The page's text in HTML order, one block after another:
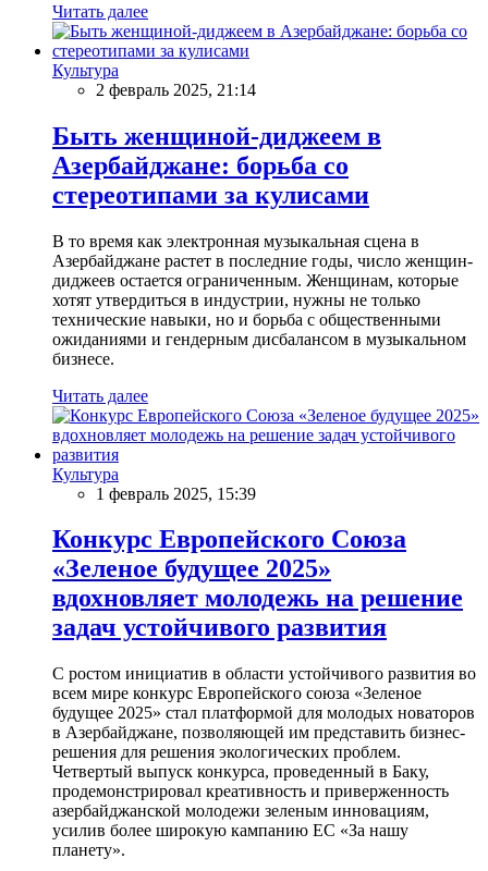
Читать далее
Культура
2 февраль 2025, 21:14
Быть женщиной-диджеем в
Азербайджане: борьба со
стереотипами за кулисами
В то время как электронная музыкальная сцена в
Азербайджане растет в последние годы, число женщин-
диджеев остается ограниченным. Женщинам, которые
хотят утвердиться в индустрии, нужны не только
технические навыки, но и борьба с общественными
ожиданиями и гендерным дисбалансом в музыкальном
бизнесе.
Читать далее
Культура
1 февраль 2025, 15:39
Конкурс Европейского Союза
«Зеленое будущее 2025»
вдохновляет молодежь на решение
задач устойчивого развития
С ростом инициатив в области устойчивого развития во
всем мире конкурс Европейского союза «Зеленое
будущее 2025» стал платформой для молодых новаторов
в Азербайджане, позволяющей им представить бизнес-
решения для решения экологических проблем.
Четвертый выпуск конкурса, проведенный в Баку,
продемонстрировал креативность и приверженность
азербайджанской молодежи зеленым инновациям,
усилив более широкую кампанию ЕС «За нашу
планету».